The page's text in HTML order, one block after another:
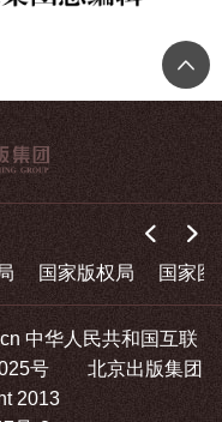
国家版权局 国家图
中华人民共和国互联
025号 北京出版集团
2013